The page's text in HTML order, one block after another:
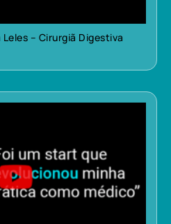
– Cirurgiã Digestiva